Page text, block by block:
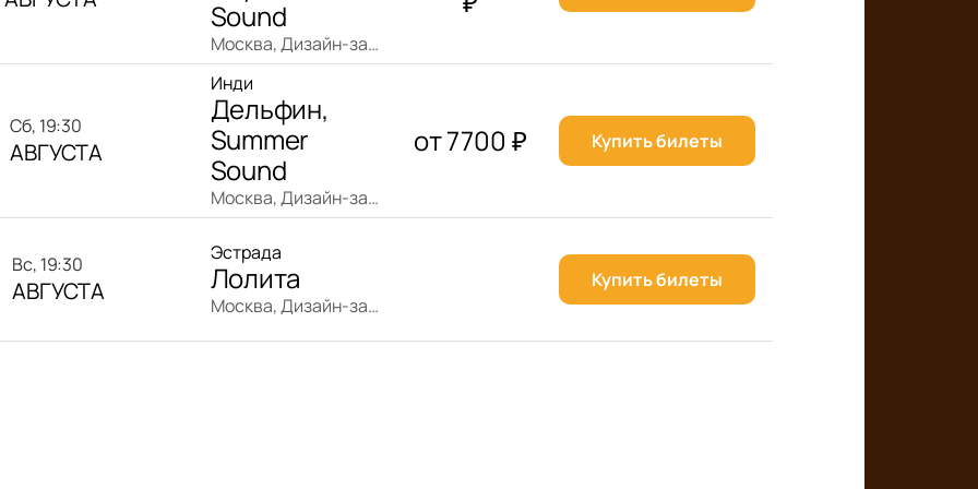
Sound
Москва, Дизайн-завод (бывш. Урбан)
сб, 19:30
АВГУСТА
Инди
Дельфин,
Summer
Sound
Москва, Дизайн-завод (бывш. Урбан)
от7700 ₽ Купить билеты
вс, 19:30
АВГУСТА
Эстрада
Лолита
Москва, Дизайн-завод (бывш. Урбан)
Купить билеты